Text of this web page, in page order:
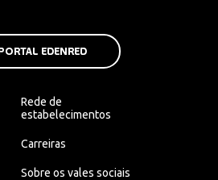
EDENRED
Rede de
estabelecimentos
Carreiras
Sobre os vales sociais